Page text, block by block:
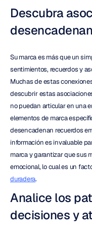
Descubra
Su marca es más que un
sentimientos, recuerdos y
Muchas de estas
descubrir estas
no puedan articular en una
elementos de marca
desencadenan recuerdos
información es invaluable
marca y garantizar que sus
emocional, lo cual es un
duradera.
Analice los
decisiones y